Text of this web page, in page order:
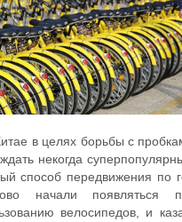
в целях борьбы с
некогда
способ передвижения по
начали появляться
велосипедов, и